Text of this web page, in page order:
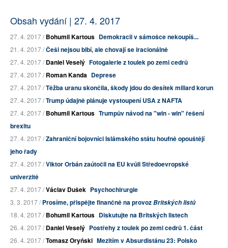
Obsah vydání | 27. 4. 2017
27. 4. 2017 /Bohumil Kartous Demokracii v sámošce nekoupíš...
21. 4. 2017 /Češi nejsou blbí, ale chovají se iracionálně
27. 4. 2017 /Daniel Veselý Fotogalerie z toulek po zemi cedrů
27. 4. 2017 /Roman Kanda Deprese
27. 4. 2017 /Těžba uranu skončila, škody jdou do desítek miliard korun
27. 4. 2017 /Trump údajně plánuje vystoupení USA z NAFTA
27. 4. 2017 /Bohumil Kartous Trumpův návod na "win - win" řešení
brexitu
27. 4. 2017 /Zahraniční bojovníci Islámského státu houfně opouštějí
jeho řady
27. 4. 2017 /Viktor Orbán zaútočil na EU kvůli Středoevropské
univerzitě
27. 4. 2017 /Václav Dušek Psychochirurgie
3. 3. 2017 /Prosíme, přispějte finančně na provozBritských listů
18. 4. 2017 /Bohumil Kartous Diskutujte na Britských listech
26. 4. 2017 /Daniel Veselý Postřehy z toulek po zemi cedrů 1. část
26. 4. 2017 /Tomasz Oryński Mezitím v Absurdistánu 23: Polsko